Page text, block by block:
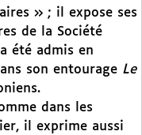
» ; il expose ses
de la Société
été admis en
son entourage Le
dans les
il exprime aussi